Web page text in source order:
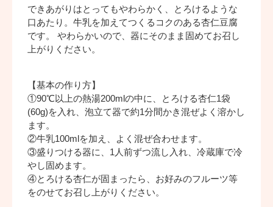
できあがりはとってもやわらかく、とろけるような
口あたり。牛乳を加えてつくるコクのある杏仁豆腐
です。 やわらかいので、器にそのまま固めてお召し
上がりください。
【基本の作り方】
①90℃以上の熱湯200mlの中に、とろける杏仁1袋
(60g)を入れ、泡立て器で約1分間かき混ぜよく溶かし
ます。
②牛乳100mlを加え、よく混ぜ合わせます。
③盛りつける器に、1人前ずつ流し入れ、冷蔵庫で冷
やし固めます。
④とろける杏仁が固まったら、お好みのフルーツ等
をのせてお召し上がりください。